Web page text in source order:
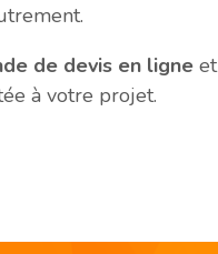
de devis en ligne
à votre projet.